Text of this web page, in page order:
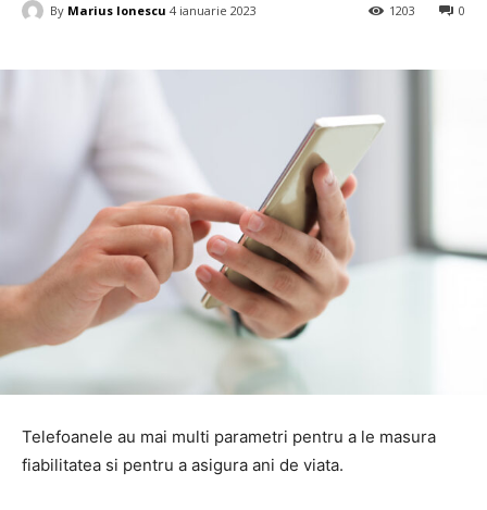
By Marius Ionescu 4 ianuarie 2023 0
1203
Telefoanele au mai multi parametri pentru a le masura
fiabilitatea si pentru a asigura ani de viata.